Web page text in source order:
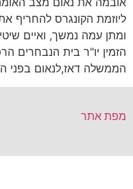
ליוזמת הקונגרס להחריף
ומתן עמה נמשך, ואיים
הזמין יו"ר בית הנבחרים
הממשלה דאז,לנאום בפני
מפת אתר